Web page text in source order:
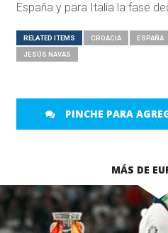
España y para Italia la fase
RELATED ITEMS CROACIA ESPAÑA
JESÚS NAVAS
PINCHE PARA
MÁS DE